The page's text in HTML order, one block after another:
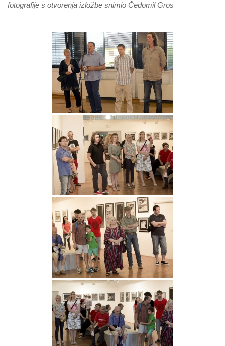
fotografije s otvorenja izložbe snimio Čedomil Gros